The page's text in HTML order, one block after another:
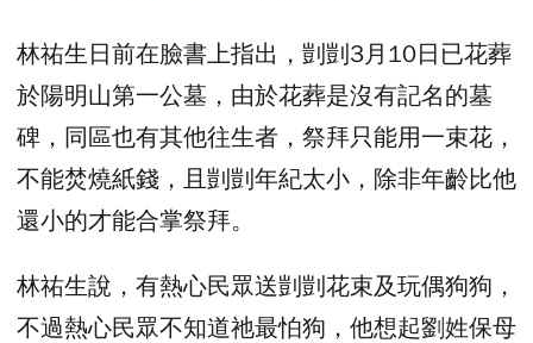
林祐生日前在臉書上指出，剴剴3月10日已花葬
於陽明山第一公墓，由於花葬是沒有記名的墓
碑，同區也有其他往生者，祭拜只能用一束花，
不能焚燒紙錢，且剴剴年紀太小，除非年齡比他
還小的才能合掌祭拜。
林祐生說，有熱心民眾送剴剴花束及玩偶狗狗，
不過熱心民眾不知道祂最怕狗，他想起劉姓保母